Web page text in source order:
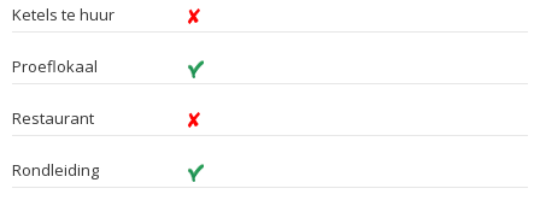
Ketels te huur
Proeflokaal
Restaurant
Rondleiding